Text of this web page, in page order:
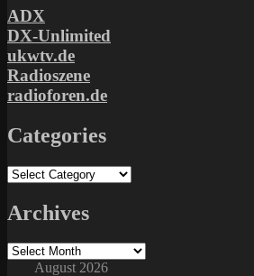
ADX
DX-Unlimited
ukwtv.de
Radioszene
radioforen.de
Categories
Categories
Archives
Archives
August 2026